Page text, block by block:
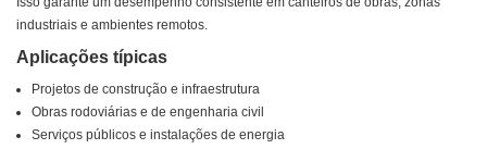
industriais e ambientes remotos.
Aplicações típicas
Projetos de construção e infraestrutura
Obras rodoviárias e de engenharia civil
Serviços públicos e instalações de energia